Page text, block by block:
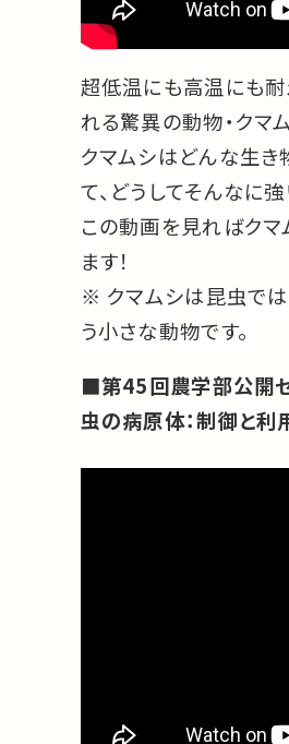
超低温にも高温にも耐
れる驚異の動物・クマム
クマムシはどんな生き
て、どうしてそんなに
この動画を見ればク
ます！
※ クマムシは昆虫では
う小さな動物です。
■第45回農学部公開
虫の病原体：制御と利